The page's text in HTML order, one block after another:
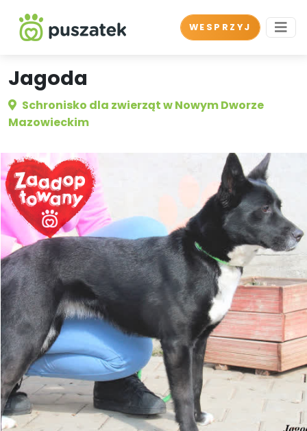
WESPRZYJ
Jagoda
Schronisko dla zwierząt w Nowym Dworze
Mazowieckim